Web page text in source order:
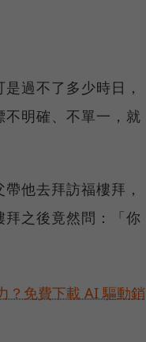
過不了多少時日，
明確、不單一，就
他去拜訪福樓拜，
之後竟然問：「你
？免費下載 AI 驅動銷